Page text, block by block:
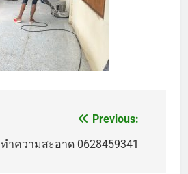
Previous:
ทำความสะอาด 0628459341